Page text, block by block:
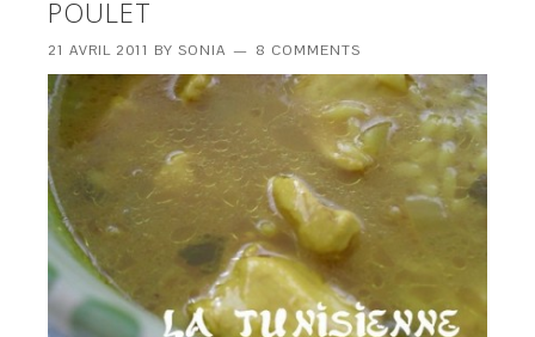
POULET
21 AVRIL 2011 BYSONIA 8 COMMENTS